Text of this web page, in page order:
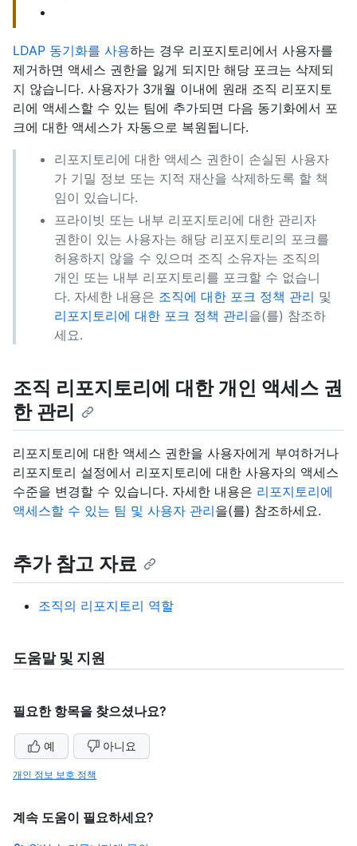
LDAP 동기화를 사용하는 경우 리포지토리에서 사용자를
제거하면 액세스 권한을 잃게 되지만 해당 포크는 삭제되
지 않습니다. 사용자가 3개월 이내에 원래 조직 리포지토
리에 액세스할 수 있는 팀에 추가되면 다음 동기화에서 포
크에 대한 액세스가 자동으로 복원됩니다.
리포지토리에 대한 액세스 권한이 손실된 사용자
가 기밀 정보 또는 지적 재산을 삭제하도록 할 책
임이 있습니다.
프라이빗 또는 내부 리포지토리에 대한 관리자
권한이 있는 사용자는 해당 리포지토리의 포크를
허용하지 않을 수 있으며 조직 소유자는 조직의
개인 또는 내부 리포지토리를 포크할 수 없습니
다. 자세한 내용은 조직에 대한 포크 정책 관리 및
리포지토리에 대한 포크 정책 관리을(를) 참조하
세요.
조직 리포지토리에 대한 개인 액세스 권
한 관리
리포지토리에 대한 액세스 권한을 사용자에게 부여하거나
리포지토리 설정에서 리포지토리에 대한 사용자의 액세스
수준을 변경할 수 있습니다. 자세한 내용은 리포지토리에
액세스할 수 있는 팀 및 사용자 관리을(를) 참조하세요.
추가 참고 자료
조직의 리포지토리 역할
도움말 및 지원
필요한 항목을 찾으셨나요?
예 아니요
개인 정보 보호 정책
계속 도움이 필요하세요?